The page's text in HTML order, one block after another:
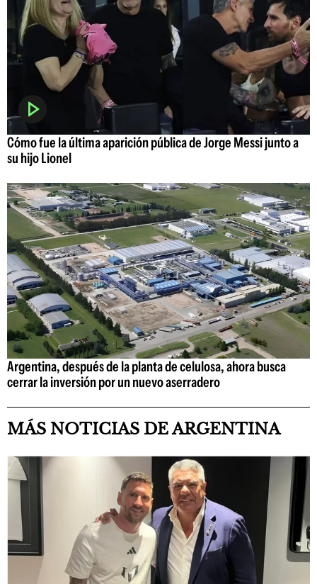
Cómo fue la última aparición pública de Jorge Messi junto a
su hijo Lionel
Argentina, después de la planta de celulosa, ahora busca
cerrar la inversión por un nuevo aserradero
MÁS NOTICIAS DE ARGENTINA